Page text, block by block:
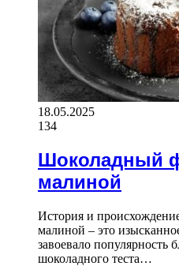
18.05.2025
134
Шоколадный
малиной
История и
малиной – это
завоевало популярность
шоколадного теста…